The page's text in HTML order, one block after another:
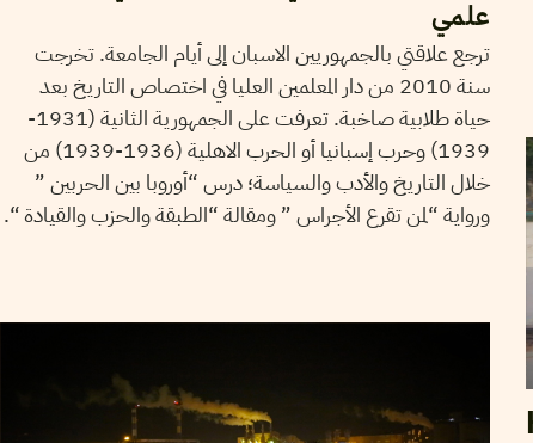
علمي
ترجع علاقتي بالجمهوريين الاسبان إلى أيام الجامعة. تخرجت
سنة 2010 من دار المعلمين العليا في اختصاص التاريخ بعد
حياة طلابية صاخبة. تعرفت على الجمهورية الثانية (1931-
1939) وحرب إسبانيا أو الحرب الاهلية (1936-1939) من
خلال التاريخ والأدب والسياسة؛ درس “أوروبا بين الحربين ”
ورواية “لمن تقرع الأجراس ” ومقالة “الطبقة والحزب والقيادة “.